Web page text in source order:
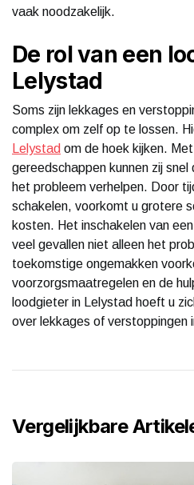
vaak noodzakelijk.
De rol van een
Lelystad
Soms zijn lekkages en
complex om zelf op te lossen.
Lelystad om de hoek kijken.
gereedschappen kunnen zij
het probleem verhelpen. Door
schakelen, voorkomt u grotere
kosten. Het inschakelen van
veel gevallen niet alleen het
toekomstige ongemakken
voorzorgsmaatregelen en de
loodgieter in Lelystad hoeft u
over lekkages of verstoppingen
Vergelijkbare